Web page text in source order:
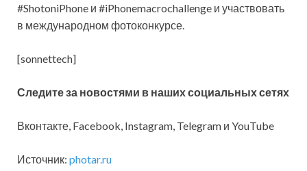
#ShotoniPhone и #iPhonemacrochallenge и участвовать
в международном фотоконкурсе.
[sonnettech]
Следите за новостями в наших социальных сетях
Вконтакте, Facebook, Instagram, Telegram и YouTube
Источник: photar.ru